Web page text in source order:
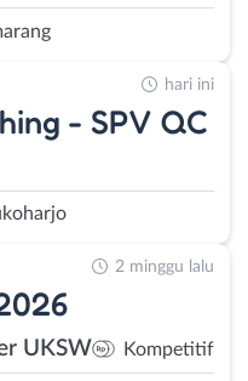
- SPV QC
hari ini
UKSW Kompetitif
2 minggu lalu